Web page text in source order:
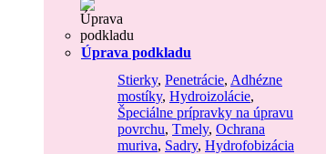
Úprava podkladu
Stierky, Penetrácie, Adhézne
mostíky, Hydroizolácie,
Špeciálne prípravky na úpravu
povrchu, Tmely, Ochrana
muriva, Sadry, Hydrofobizácia